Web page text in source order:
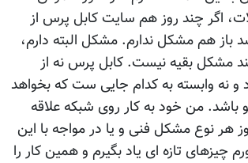
اگر چند روز هم سایت کابل پرس از
هم مشکل ندارم. مشکل البته دارم،
مشکل بقیه نیست. کابل پرس نه از
و نه وابسته به کدام جایی ست که بخواهد
من خود به کار روی شبکه علاقه
هر نوع مشکل فنی و یا در مواجه با این
چیزهای تازه ای یاد بگیرم و همین کار را